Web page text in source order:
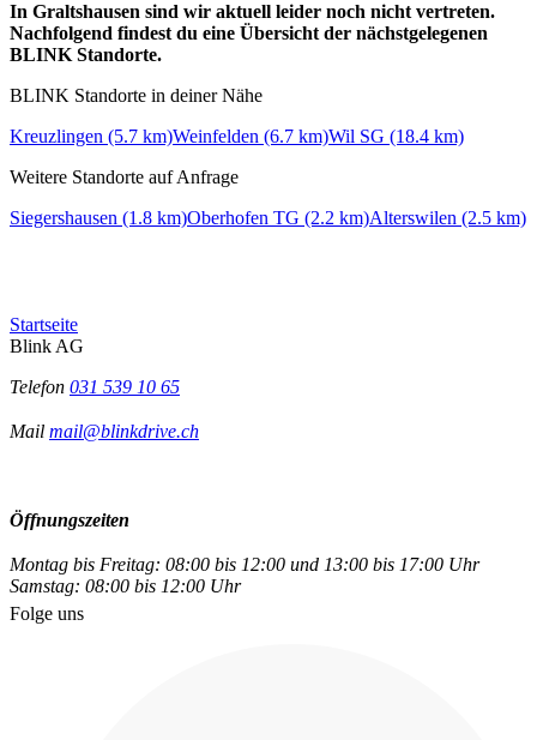
In Graltshausen sind wir aktuell leider noch nicht vertreten.
Nachfolgend findest du eine Übersicht der nächstgelegenen
BLINK Standorte.
BLINK Standorte in deiner Nähe
Kreuzlingen (5.7 km)Weinfelden (6.7 km)Wil SG (18.4 km)
Weitere Standorte auf Anfrage
Siegershausen (1.8 km)Oberhofen TG (2.2 km)Alterswilen (2.5 km)
Startseite
Blink AG
Telefon 031 539 10 65
Mail mail@blinkdrive.ch
Öffnungszeiten
Montag bis Freitag: 08:00 bis 12:00 und 13:00 bis 17:00 Uhr
Samstag: 08:00 bis 12:00 Uhr
Folge uns